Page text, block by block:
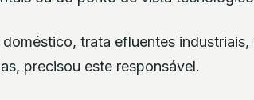
trata efluentes
precisou este responsável.